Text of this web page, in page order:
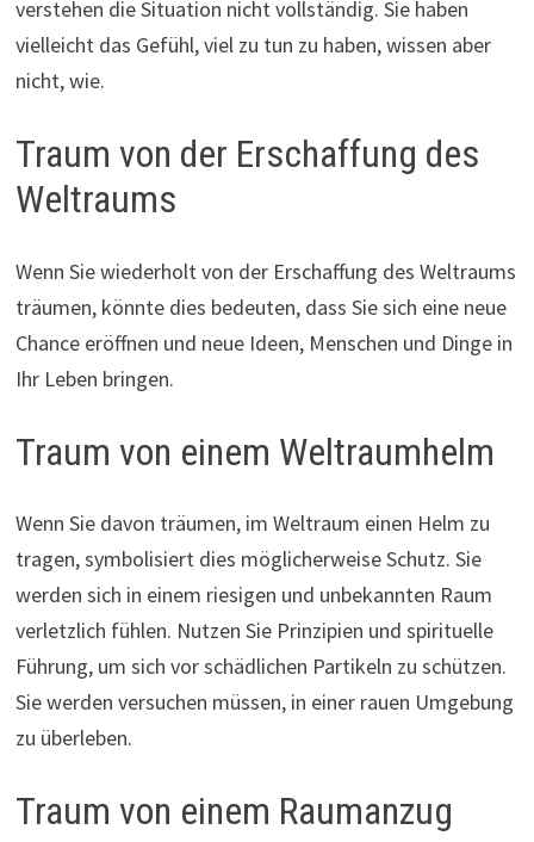
verstehen die Situation nicht vollständig. Sie haben
vielleicht das Gefühl, viel zu tun zu haben, wissen aber
nicht, wie.
Traum von der Erschaffung des
Weltraums
Wenn Sie wiederholt von der Erschaffung des Weltraums
träumen, könnte dies bedeuten, dass Sie sich eine neue
Chance eröffnen und neue Ideen, Menschen und Dinge in
Ihr Leben bringen.
Traum von einem Weltraumhelm
Wenn Sie davon träumen, im Weltraum einen Helm zu
tragen, symbolisiert dies möglicherweise Schutz. Sie
werden sich in einem riesigen und unbekannten Raum
verletzlich fühlen. Nutzen Sie Prinzipien und spirituelle
Führung, um sich vor schädlichen Partikeln zu schützen.
Sie werden versuchen müssen, in einer rauen Umgebung
zu überleben.
Traum von einem Raumanzug